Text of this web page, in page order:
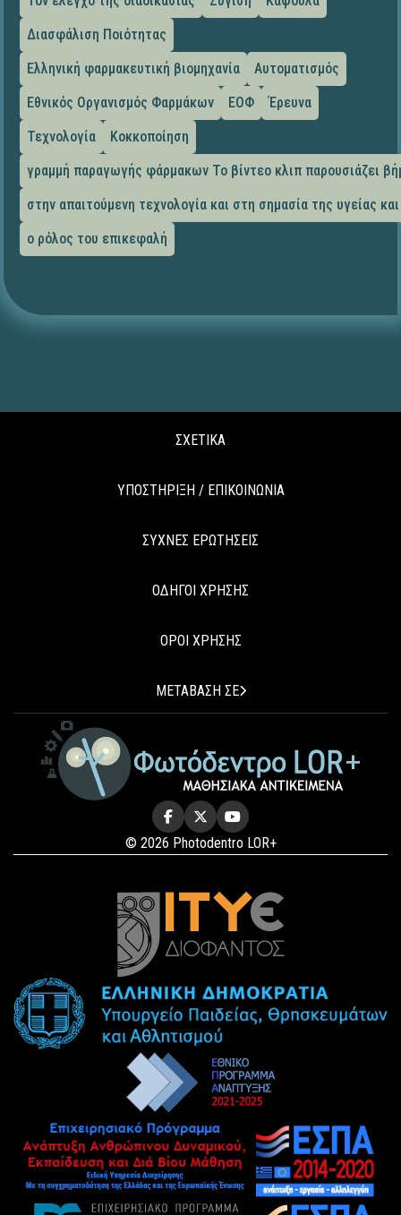
Διασφάλιση Ποιότητας
Ελληνική φαρμακευτική βιομηχανία
Αυτοματισμός
Εθνικός Οργανισμός Φαρμάκων
ΕΟΦ
Έρευνα
Τεχνολογία
Κοκκοποίηση
γραμμή παραγωγής φάρμακων Το βίντεο κλιπ παρουσιάζει
στην απαιτούμενη τεχνολογία και στη σημασία της υγείας
ο ρόλος του επικεφαλή
ΣΧΕΤΙΚΑ
ΥΠΟΣΤΗΡΙΞΗ / ΕΠΙΚΟΙΝΩΝΙΑ
ΣΥΧΝΕΣ ΕΡΩΤΗΣΕΙΣ
ΟΔΗΓΟΙ ΧΡΗΣΗΣ
ΟΡΟΙ ΧΡΗΣΗΣ
ΜΕΤΑΒΑΣΗ ΣΕ
© 2026 Photodentro LOR+